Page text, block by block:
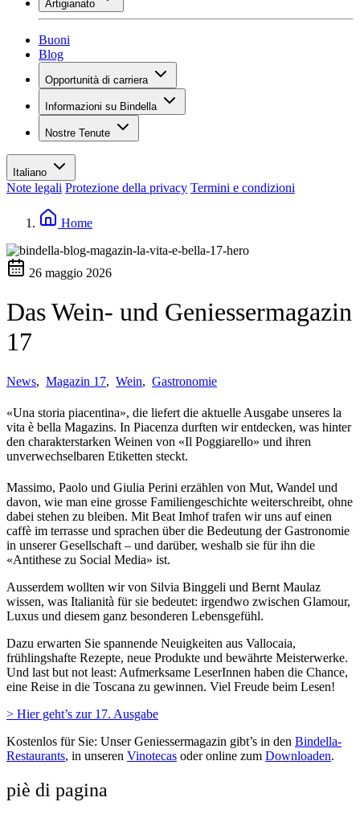
Assortimento
Conoscenza del vino
Artigianato
Panoramica
Buoni
Blog
Opportunità di carriera
Posti vacanti
I tuoi vantaggi
Valori
Informazioni su Bindella
Panoramica
Storia
Les Moby Dicks
Contatti
Sostenibilità
Nostre Tenute
Italiano
Note legali Protezione della privacy Termini e condizioni
Home
26 maggio 2026
Das Wein- und Geniessermagazin
17
News, Magazin 17, Wein, Gastronomie
«Una storia piacentina», die liefert die aktuelle Ausgabe unseres la
vita è bella Magazins. In Piacenza durften wir entdecken, was hinter
den charakterstarken Weinen von «Il Poggiarello» und ihren
unverwechselbaren Etiketten steckt.
Massimo, Paolo und Giulia Perini erzählen von Mut, Wandel und
davon, wie man eine grosse Familiengeschichte weiterschreibt, ohne
dabei stehen zu bleiben. Mit Beat Imhof trafen wir uns auf einen
caffè im terrasse und sprachen über die Bedeutung der Gastronomie
in unserer Gesellschaft – und darüber, weshalb sie für ihn die
«Antithese zu Social Media» ist.
Ausserdem wollten wir von Silvia Binggeli und Bernt Maulaz
wissen, was Italianità für sie bedeutet: irgendwo zwischen Glamour,
Luxus und diesem ganz besonderen Lebensgefühl.
Dazu erwarten Sie spannende Neuigkeiten aus Vallocaia,
frühlingshafte Rezepte, neue Produkte und bewährte Meisterwerke.
Und last but not least: Aufmerksame LeserInnen haben die Chance,
eine Reise in die Toscana zu gewinnen. Viel Freude beim Lesen!
> Hier geht’s zur 17. Ausgabe
Kostenlos für Sie: Unser Geniessermagazin gibt’s in den Bindella-
Restaurants, in unseren Vinotecas oder online zum Downloaden.
piè di pagina